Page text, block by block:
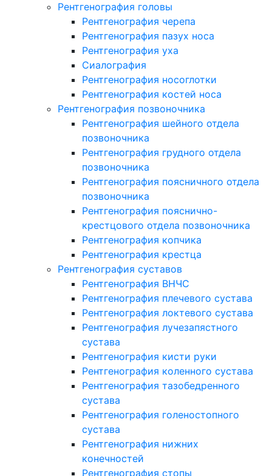
Рентгенография головы
Рентгенография черепа
Рентгенография пазух носа
Рентгенография уха
Сиалография
Рентгенография носоглотки
Рентгенография костей носа
Рентгенография позвоночника
Рентгенография шейного отдела
позвоночника
Рентгенография грудного отдела
позвоночника
Рентгенография поясничного отдела
позвоночника
Рентгенография пояснично-
крестцового отдела позвоночника
Рентгенография копчика
Рентгенография крестца
Рентгенография суставов
Рентгенография ВНЧС
Рентгенография плечевого сустава
Рентгенография локтевого сустава
Рентгенография лучезапястного
сустава
Рентгенография кисти руки
Рентгенография коленного сустава
Рентгенография тазобедренного
сустава
Рентгенография голеностопного
сустава
Рентгенография нижних
конечностей
Рентгенография стопы